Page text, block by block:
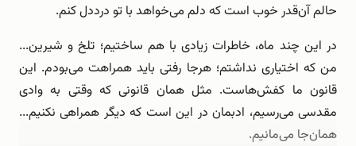
حالم آن‌قدر خوب است که دلم می‌خواهد با تو درددل کنم.
در این چند ماه، خاطرات زیادی با هم ساختیم؛ تلخ و شیرین...
من که اختیاری نداشتم؛ هرجا رفتی باید همراهت می‌بودم. این
قانون ما کفش‌هاست. مثل همان قانونی که وقتی به وادی
مقدسی می‌رسیم، ادبمان در این است که دیگر همراهی نکنیم...
همان‌جا می‌مانیم.